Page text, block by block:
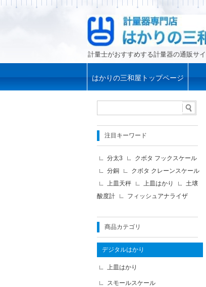
計量士がおすすめする計量器の通販サイ
はかりの三和屋トップページ
注目キーワード
分太3
クボタ フックスケール
分銅
クボタ クレーンスケール
上皿天秤
上皿はかり
土壌
酸度計
フィッシュアナライザ
商品カテゴリ
デジタルはかり
上皿はかり
スモールスケール